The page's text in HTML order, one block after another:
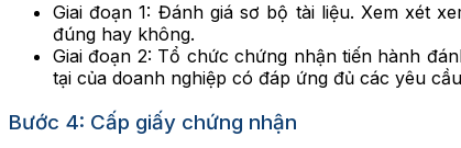
Giai đoạn 1: Đánh giá sơ bộ tài liệu. Xem xét
đúng hay không.
Giai đoạn 2: Tổ chức chứng nhận tiến hành
tại của doanh nghiệp có đáp ứng đủ các yêu
Bước 4: Cấp giấy chứng nhận